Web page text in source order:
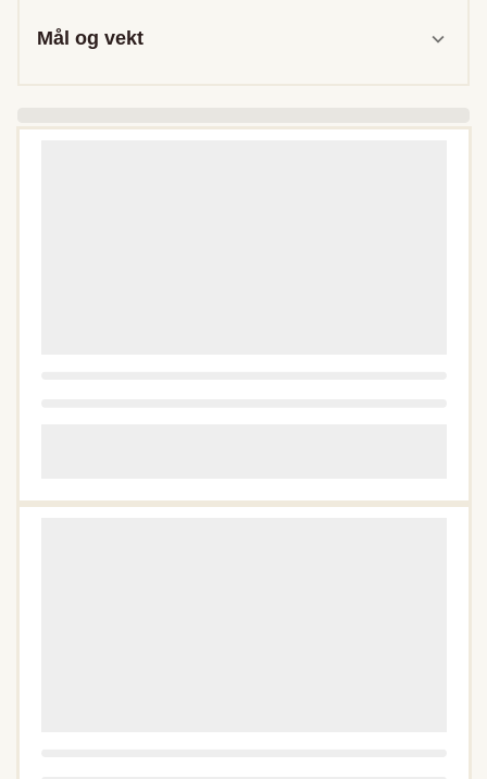
Mål og vekt